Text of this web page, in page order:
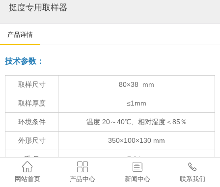
挺度专用取样器
产品详情
技术参数：
取样尺寸 80×38 mm
取样厚度 ≤1mm
环境条件 温度 20～40℃、相对湿度＜85％
外形尺寸 350×100×130 mm
重 量 7.2 kg

网站首页

产品中心

新闻中心

联系我们